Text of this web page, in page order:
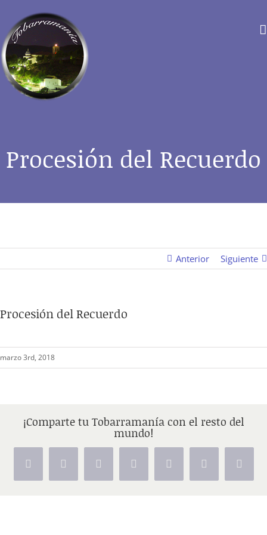
contenido
Procesión del Recuerdo
Anterior Siguiente
Procesión del Recuerdo
marzo 3rd, 2018
¡Comparte tu Tobarramanía con el resto del
mundo!
Facebook
X Reddit LinkedInTumblr PinterestVk